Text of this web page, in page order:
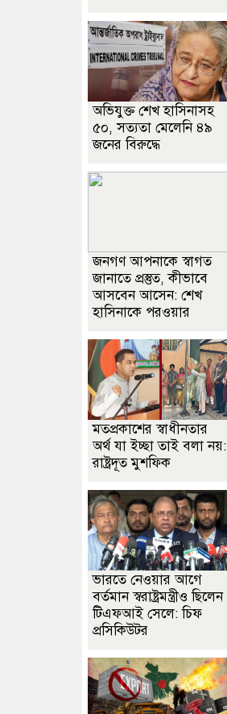
অভিযুক্ত শেখ হাসিনাসহ
৫০, সত্যতা মেলেনি ৪৯
জনের বিরুদ্ধে
জনগণ আপনাকে স্বাগত
জানাতে প্রস্তুত, কীভাবে
আসবেন আসেন: শেখ
হাসিনাকে পরওয়ার
মতপ্রকাশের স্বাধীনতার
অর্থ যা ইচ্ছা তাই বলা নয়:
রাষ্ট্রদূত মুশফিক
ভারতে নেওয়ার আগে
বর্তমান স্বরাষ্ট্রমন্ত্রীও ছিলেন
টিএফআই সেলে: চিফ
প্রসিকিউটর